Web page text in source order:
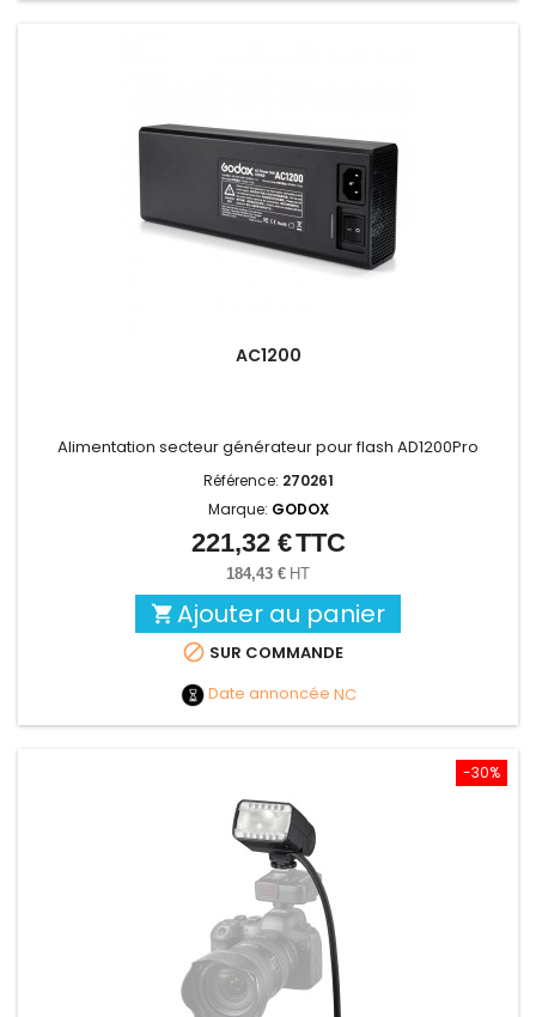
AC1200
Alimentation secteur générateur pour flash AD1200Pro
Référence: 270261
Marque: GODOX
Prix
221,32 €TTC
184,43 € HT
 Ajouter au panier
 SUR COMMANDE
Date annoncée NC
-30%